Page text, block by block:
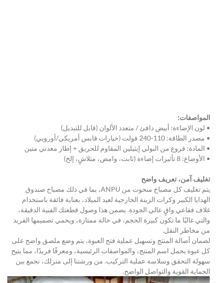
المواصفات:
• لون الإضاءة: أبيض دافئ / متعدد الألوان (قابل للتبديل)
• مصدر الطاقة: 110-240 فولت (خيارات قابس أمريكي/أوروبي)
• المادة: فروع من البولي إيثيلين المقاوم للحريق + إطار معدني متين
• الأوضاع: 8 تأثيرات إضاءة (ثابت، وامض، متلاشٍ، إلخ)
تغليف آمن، تعريف واضح
يتم تغليف كل مصباح منحوت من ANPU، بما في ذلك مصباح صندوق
الهدايا الكبير وكرات الزينة الخارجية لعيد الميلاد، بعناية فائقة باستخدام
غلاف فقاعي واقٍ عالي الجودة. يضمن هذا وصول قطعتك الفنية الدقيقة،
والتي غالبًا ما تكون كبيرة الحجم، في حالة ممتازة، ويحمي تصميمها الفريد
من مخاطر النقل.
لضمان أصالة المنتج وتسهيل عملية فتح العبوة، يتم وضع ملصق واضح على
كل عبوة يحمل اسم المنتج، والمواصفات الرئيسية، ومعرفًا فريدًا، مما يتيح
سهولة التحقق وسلاسة عملية التركيب. من ورشتنا إلى منزلك، نجمع بين
الحماية القوية والتواصل الواضح.